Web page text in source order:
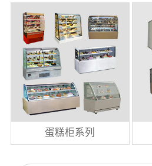
蛋糕柜系列